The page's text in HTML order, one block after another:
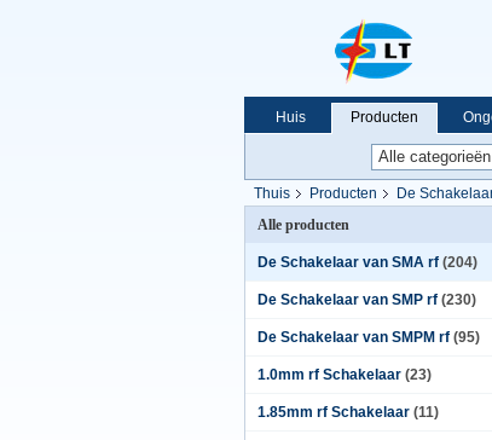
Huis Producten
Thuis Producten De
Alle producten
De Schakelaar van SMA rf (204)
De Schakelaar van SMP rf (230)
De Schakelaar van SMPM rf (95)
1.0mm rf Schakelaar (23)
1.85mm rf Schakelaar (11)